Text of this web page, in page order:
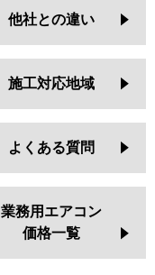
他社との違い
施工対応地域
よくある質問
業務用エアコン
価格一覧